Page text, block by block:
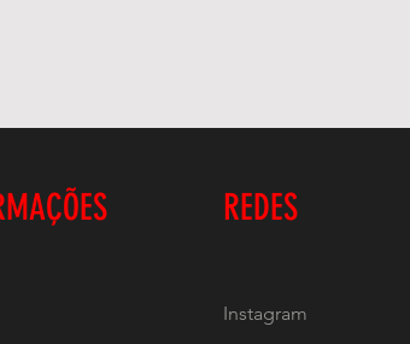
REDES
Instagram